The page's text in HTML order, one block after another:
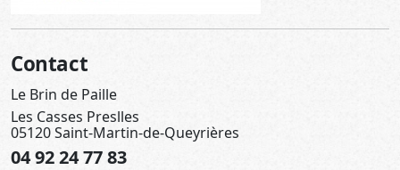
Contact
Le Brin de Paille
Les Casses Preslles
05120 Saint-Martin-de-Queyrières
04 92 24 77 83